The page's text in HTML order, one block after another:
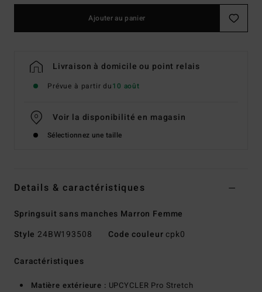
Ajouter au panier
Livraison à domicile ou point relais
Prévue à partir du10 août
Voir la disponibilité en magasin
Sélectionnez une taille
Details & caractéristiques
Springsuit sans manches Marron Femme
Style 24BW193508 Code couleur cpk0
Caractéristiques
Matière extérieure : UPCYCLER Pro Stretch